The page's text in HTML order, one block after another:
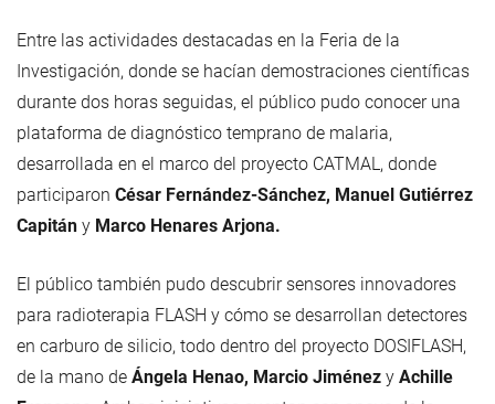
Entre las actividades destacadas en la Feria de la
Investigación, donde se hacían demostraciones científicas
durante dos horas seguidas, el público pudo conocer una
plataforma de diagnóstico temprano de malaria,
desarrollada en el marco del proyecto CATMAL, donde
participaron César Fernández-Sánchez, Manuel Gutiérrez
Capitán y Marco Henares Arjona.
El público también pudo descubrir sensores innovadores
para radioterapia FLASH y cómo se desarrollan detectores
en carburo de silicio, todo dentro del proyecto DOSIFLASH,
de la mano de Ángela Henao, Marcio Jiménez y Achille